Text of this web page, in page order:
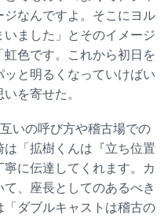
なんですよ。そこにヨル
ました」とそのイメージ
色です。これから初日を
と明るくなっていけばい
を寄せた。
いの呼び方や稽古場での
「拡樹くんは『立ち位置
に伝達してくれます。カ
、座長としてのあるべき
ダブルキャストは稽古の